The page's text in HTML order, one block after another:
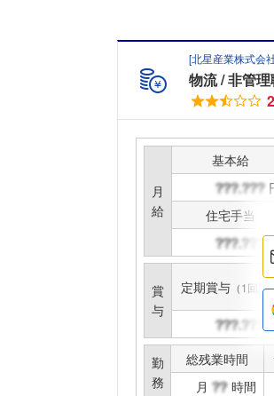
[北星産業株式会
物流 非管理
月
給
基本給
住宅手当
賞
与
定期賞与 （1回計
勤
務
総残業時間
月
時間